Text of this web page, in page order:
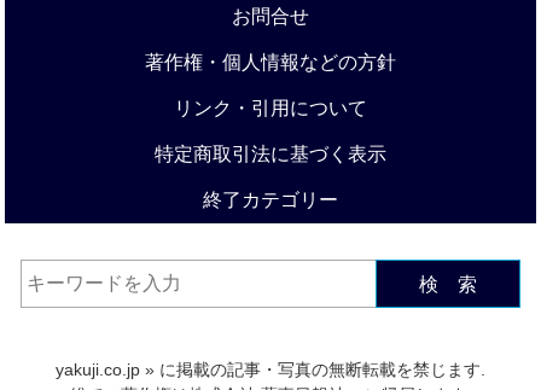
お問合せ
著作権・個人情報などの方針
リンク・引用について
特定商取引法に基づく表示
終了カテゴリー
検 索
yakuji.co.jp » に掲載の記事・写真の無断転載を禁じます.